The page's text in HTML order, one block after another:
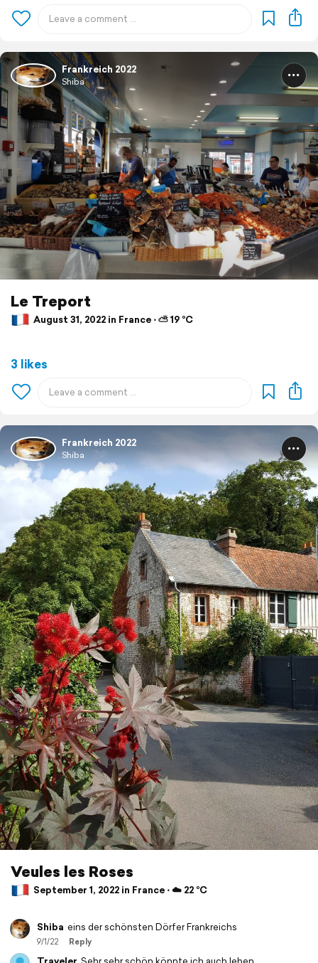
Frankreich 2022
Shiba
Le Treport
August 31, 2022 in France ⋅ ⛅ 19 °C
3 likes
Frankreich 2022
Shiba
Veules les Roses
September 1, 2022 in France ⋅ ☁️ 22 °C
Shiba eins der schönsten Dörfer Frankreichs
9/1/22 Reply